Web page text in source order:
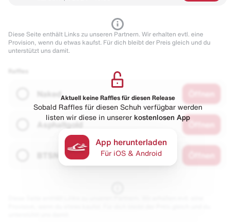
Diese Seite enthält Links zu unseren Partnern. Wir erhalten evtl. eine
Provision, wenn du etwas kaufst. Für dich bleibt der Preis gleich und du
unterstützt uns damit.
Naked
Asphaltgold
Aktuell keine Raffles für diesen Release
Sobald Raffles für diesen Schuh verfügbar werden
listen wir diese in unserer kostenlosen App
App herunterladen
Für iOS & Android